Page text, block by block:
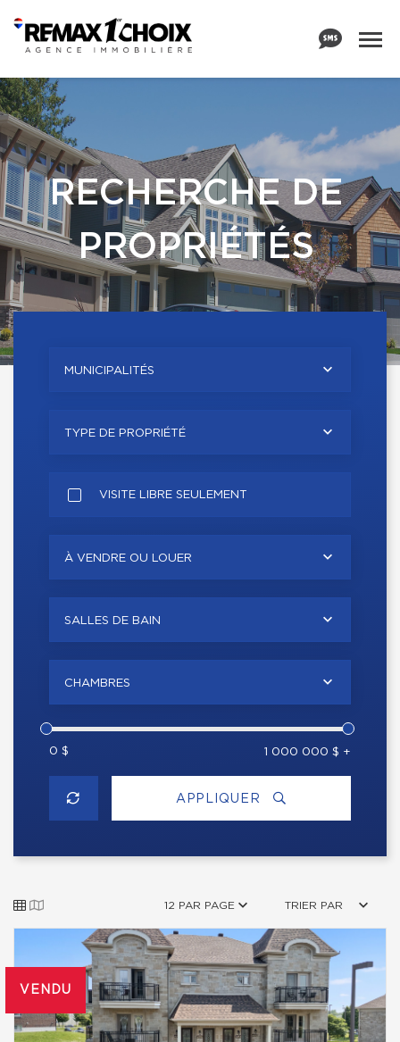
RECHERCHE DE
PROPRIÉTÉS
MUNICIPALITÉS
TYPE DE PROPRIÉTÉ
VISITE LIBRE SEULEMENT
À VENDRE OU LOUER
SALLES DE BAIN
CHAMBRES
0 $ 1 000 000 $ +
APPLIQUER
12 PAR PAGE TRIER PAR
VENDU